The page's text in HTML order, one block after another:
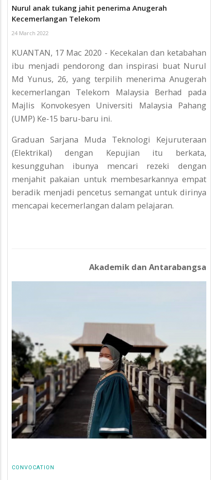
Nurul anak tukang jahit penerima Anugerah
Kecemerlangan Telekom
24 March 2022
KUANTAN, 17 Mac 2020 - Kecekalan dan ketabahan
ibu menjadi pendorong dan inspirasi buat Nurul
Md Yunus, 26, yang terpilih menerima Anugerah
kecemerlangan Telekom Malaysia Berhad pada
Majlis Konvokesyen Universiti Malaysia Pahang
(UMP) Ke-15 baru-baru ini.
Graduan Sarjana Muda Teknologi Kejuruteraan
(Elektrikal) dengan Kepujian itu berkata,
kesungguhan ibunya mencari rezeki dengan
menjahit pakaian untuk membesarkannya empat
beradik menjadi pencetus semangat untuk dirinya
mencapai kecemerlangan dalam pelajaran.
Akademik dan Antarabangsa
CONVOCATION